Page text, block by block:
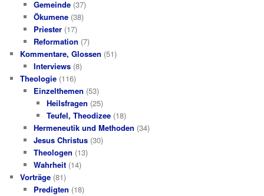
Gemeinde(37)
Ökumene(38)
Priester(17)
Reformation (7)
Kommentare, Glossen (51)
Interviews(8)
Theologie (116)
Einzelthemen (53)
Heilsfragen (25)
Teufel, Theodizee (18)
Hermeneutik und Methoden (34)
Jesus Christus(30)
Theologen (13)
Wahrheit(14)
Vorträge (81)
Predigten (18)